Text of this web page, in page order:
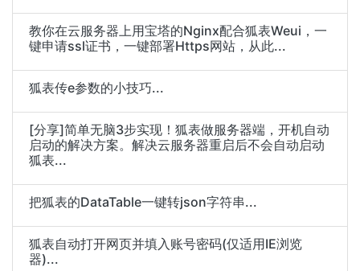
教你在云服务器上用宝塔的Nginx配合狐表Weui，一
键申请ssl证书，一键部署Https网站，从此...
狐表传e参数的小技巧...
[分享]简单无脑3步实现！狐表做服务器端，开机自动
启动的解决方案。解决云服务器重启后不会自动启动
狐表...
把狐表的DataTable一键转json字符串...
狐表自动打开网页并填入账号密码(仅适用IE浏览
器)...